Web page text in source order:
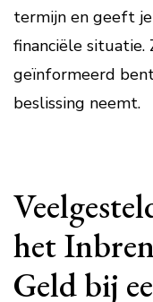
termijn en geeft
financiële
geïnformeerd
beslissing neemt.
het
Geld bij